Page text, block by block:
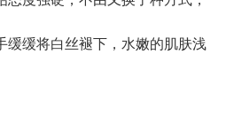
缓缓将白丝褪下，水嫩的肌肤浅